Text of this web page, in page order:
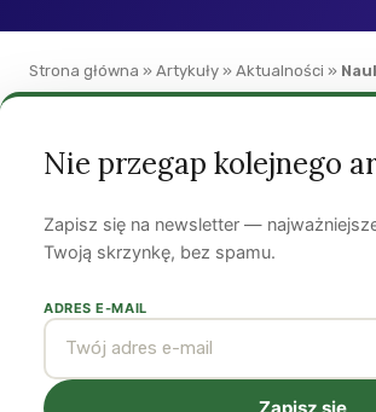
Strona główna » Artykuły » Aktualności »
Naukowcy
konferencji
23 marca 2016
Nie przegap kolejnego
Zapisz się na newsletter —
Twoją skrzynkę, bez spamu.
ADRES E-MAIL
Zapisz się